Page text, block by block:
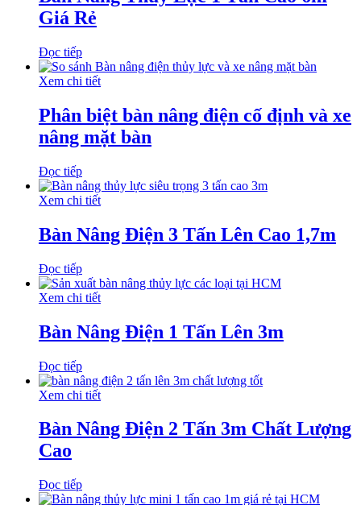
Giá Rẻ
Đọc tiếp
Xem chi tiết
Phân biệt bàn nâng điện cố định và xe
nâng mặt bàn
Đọc tiếp
Xem chi tiết
Bàn Nâng Điện 3 Tấn Lên Cao 1,7m
Đọc tiếp
Xem chi tiết
Bàn Nâng Điện 1 Tấn Lên 3m
Đọc tiếp
Xem chi tiết
Bàn Nâng Điện 2 Tấn 3m Chất Lượng
Cao
Đọc tiếp